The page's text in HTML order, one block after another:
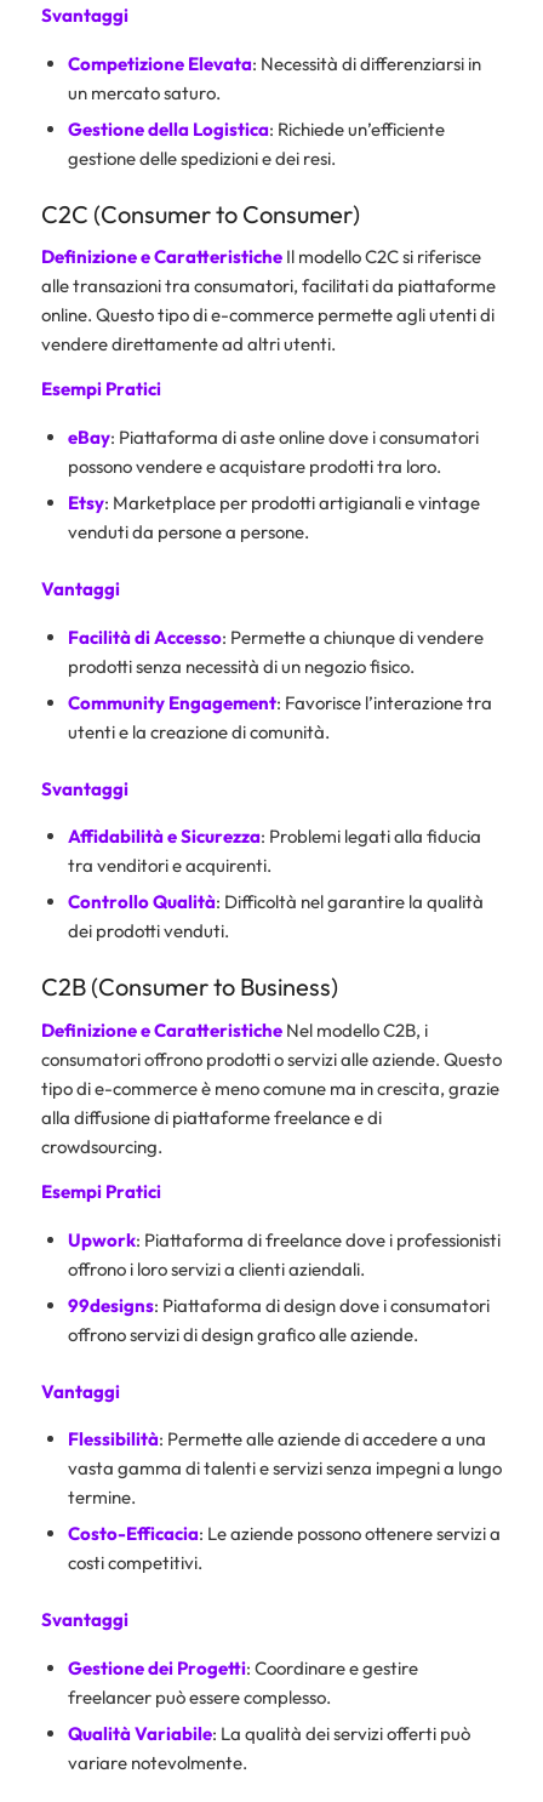
Svantaggi
Competizione Elevata: Necessità di differenziarsi in
un mercato saturo.
Gestione della Logistica: Richiede un’efficiente
gestione delle spedizioni e dei resi.
C2C (Consumer to Consumer)
Definizione e CaratteristicheIl modello C2C si riferisce
alle transazioni tra consumatori, facilitati da piattaforme
online. Questo tipo di e-commerce permette agli utenti di
vendere direttamente ad altri utenti.
Esempi Pratici
eBay: Piattaforma di aste online dove i consumatori
possono vendere e acquistare prodotti tra loro.
Etsy: Marketplace per prodotti artigianali e vintage
venduti da persone a persone.
Vantaggi
Facilità di Accesso: Permette a chiunque di vendere
prodotti senza necessità di un negozio fisico.
Community Engagement: Favorisce l’interazione tra
utenti e la creazione di comunità.
Svantaggi
Affidabilità e Sicurezza: Problemi legati alla fiducia
tra venditori e acquirenti.
Controllo Qualità: Difficoltà nel garantire la qualità
dei prodotti venduti.
C2B (Consumer to Business)
Definizione e CaratteristicheNel modello C2B, i
consumatori offrono prodotti o servizi alle aziende. Questo
tipo di e-commerce è meno comune ma in crescita, grazie
alla diffusione di piattaforme freelance e di
crowdsourcing.
Esempi Pratici
Upwork: Piattaforma di freelance dove i professionisti
offrono i loro servizi a clienti aziendali.
99designs: Piattaforma di design dove i consumatori
offrono servizi di design grafico alle aziende.
Vantaggi
Flessibilità: Permette alle aziende di accedere a una
vasta gamma di talenti e servizi senza impegni a lungo
termine.
Costo-Efficacia: Le aziende possono ottenere servizi a
costi competitivi.
Svantaggi
Gestione dei Progetti: Coordinare e gestire
freelancer può essere complesso.
Qualità Variabile: La qualità dei servizi offerti può
variare notevolmente.